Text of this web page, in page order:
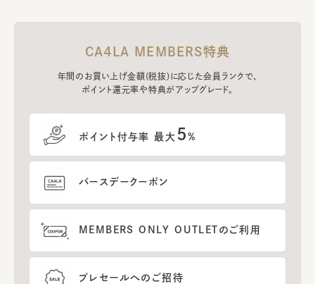
CA4LA MEMBERS特典
年間のお買い上げ金額(税抜)に応じた会員ランクで、
ポイント還元率や特典がアップグレード。
ポイント付与率 最大 5%
バースデークーポン
MEMBERS ONLY OUTLETのご利用
プレセールへのご招待